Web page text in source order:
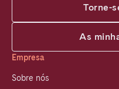
Torne-
As
Empresa
Sobre nós